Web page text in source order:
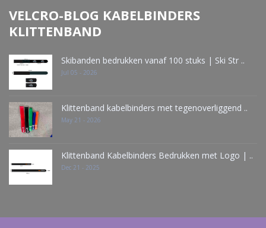
VELCRO-BLOG KABELBINDERS
KLITTENBAND
Skibanden bedrukken vanaf 100 stuks | Ski Str ..
Jul 05 - 2026
Klittenband kabelbinders met tegenoverliggend ..
May 21 - 2026
Klittenband Kabelbinders Bedrukken met Logo | ..
Dec 21 - 2025